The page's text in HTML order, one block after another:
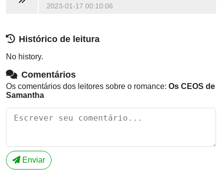
2023-01-17 00:10:06
Histórico de leitura
No history.
Comentários
Os comentários dos leitores sobre o romance: Os CEOS de
Samantha
Enviar